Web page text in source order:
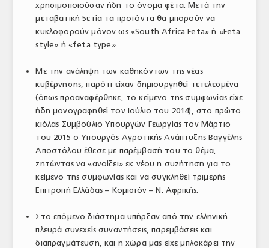
χρησιμοποιούσαν ήδη το όνομα φέτα. Μετά την
μεταβατική 5ετία τα προϊόντα θα μπορούν να
κυκλοφορούν μόνον ως «South Africa Feta» ή «Feta
style» ή «feta type».
Με την ανάληψη των καθηκόντων της νέας
κυβέρνησης, παρότι είχαν δημιουργηθεί τετελεσμένα
(όπως προαναφέρθηκε, το κείμενο της συμφωνίας είχε
ήδη μονογραφηθεί τον Ιούλιο του 2014), στο πρώτο
κιόλας Συμβούλιο Υπουργών Γεωργίας τον Μάρτιο
του 2015 ο Υπουργός Αγροτικής Ανάπτυξης Βαγγέλης
Αποστόλου έθεσε με παρέμβασή του το θέμα,
ζητώντας να «ανοίξει» εκ νέου η συζήτηση για το
κείμενο της συμφωνίας και να συγκληθεί τριμερής
Επιτροπή Ελλάδας – Κομισιόν – Ν. Αφρικής.
Στο επόμενο διάστημα υπήρξαν από την ελληνική
πλευρά συνεχείς συναντήσεις, παρεμβάσεις και
διαπραγμάτευση, και η χώρα μας είχε μπλοκάρει την